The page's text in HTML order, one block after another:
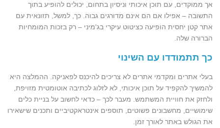
אך ממוקדים, עם תוכן איכותי וניסיון בתחום, יכולים להופיע בתוך
התשובה – אפילו אם הם אינם מדורגים גבוה. כך, למשל, תזונאית עם
אתר קטן יחסית הופיעה כציטוט עיקרי בג'מיני – רק בזכות המומחיות
הברורה שלה.
כך תתמודדו עם השינוי
בעלי אתרים ומקדמי אתרים לא צריכים להיכנס לפאניקה. ההמלצה היא
להמשיך להקפיד על תוכן איכותי, לא לזלוג לכתיבה אוטומטית מזויפת,
ולחזק את חוויית המשתמש. מעבר לכך – כדאי לחשוב על בניית כלים
שימושיים, מחשבונים פשוטים, תוספים אינטראקטיביים ותכנים שישאירו
את הגולש באתר לאורך זמן.